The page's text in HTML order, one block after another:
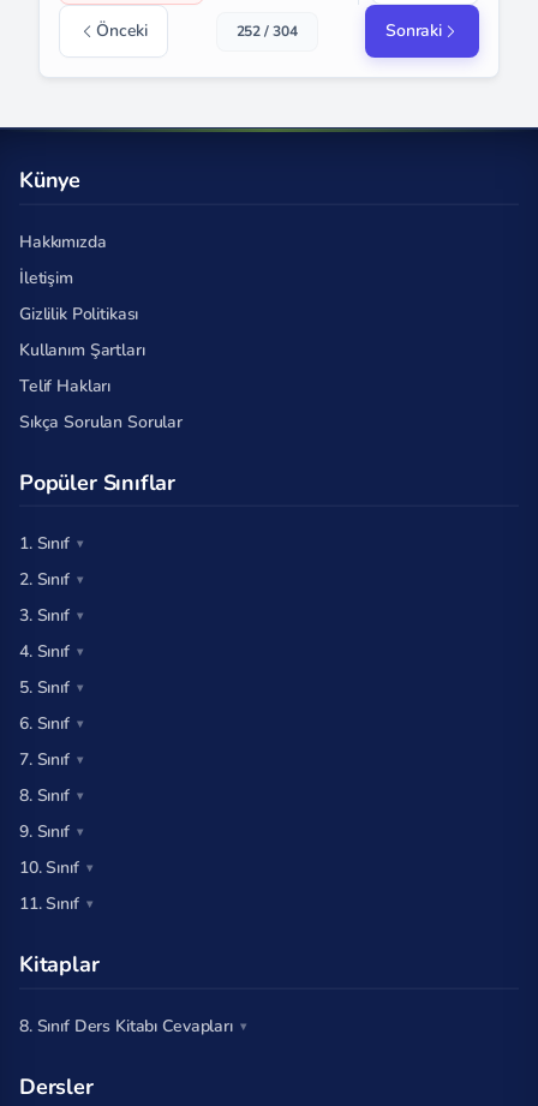
Önceki 252 / 304 Sonraki
Künye
Hakkımızda
İletişim
Gizlilik Politikası
Kullanım Şartları
Telif Hakları
Sıkça Sorulan Sorular
Popüler Sınıflar
1. Sınıf
2. Sınıf
3. Sınıf
4. Sınıf
5. Sınıf
6. Sınıf
7. Sınıf
8. Sınıf
9. Sınıf
10. Sınıf
11. Sınıf
Kitaplar
8. Sınıf Ders Kitabı Cevapları
Dersler